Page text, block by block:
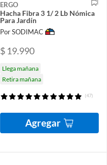
ERGO
Hacha Fibra 3 1/ 2 Lb Nómica
Para Jardín
Por SODIMAC
$ 19.990
Llega mañana
Retira mañana
(47)
Agregar